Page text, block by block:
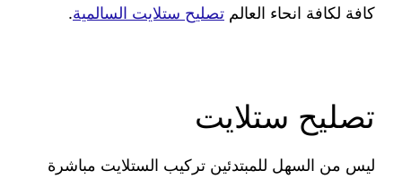
كافة لكافة انحاء العالم تصليح ستلايت السالمية.
تصليح ستلايت
ليس من السهل للمبتدئين تركيب الستلايت مباشرة